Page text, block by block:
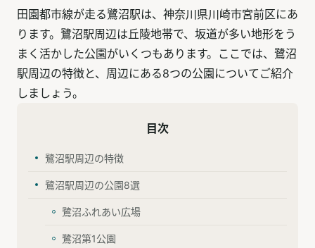
田園都市線が走る鷺沼駅は、神奈川県川崎市宮前区にあ
ります。鷺沼駅周辺は丘陵地帯で、坂道が多い地形をう
まく活かした公園がいくつもあります。ここでは、鷺沼
駅周辺の特徴と、周辺にある8つの公園についてご紹介
しましょう。
目次
鷺沼駅周辺の特徴
鷺沼駅周辺の公園8選
鷺沼ふれあい広場
鷺沼第1公園